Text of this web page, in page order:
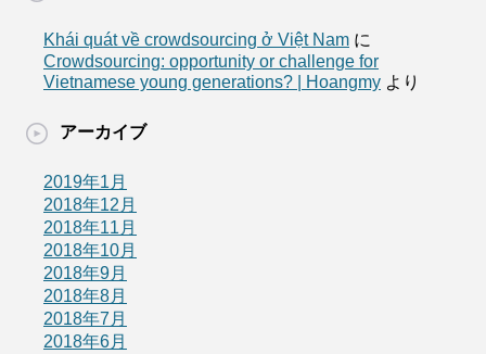
Khái quát về crowdsourcing ở Việt Nam に
Crowdsourcing: opportunity or challenge for
Vietnamese young generations? | Hoangmy より
アーカイブ
2019年1月
2018年12月
2018年11月
2018年10月
2018年9月
2018年8月
2018年7月
2018年6月